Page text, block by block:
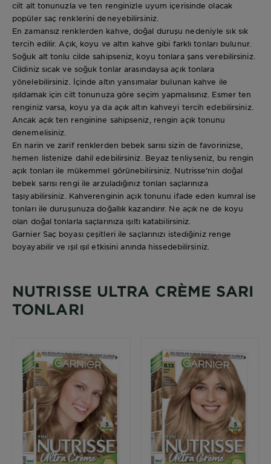
cilt alt tonunuzla ve ten renginizle uyum içerisinde olacak
popüler saç renklerini deneyebilirsiniz.
En zamansız renklerden kahve, doğal duruşu nedeniyle sık sık
tercih edilir. Açık, koyu ve altın kahve gibi farklı tonları bulunur.
Soğuk alt tonlu cilde sahipseniz, koyu tonlara şans verebilirsiniz.
Cildiniz sıcak ve soğuk tonlar arasındaysa açık tonlara
yönelebilirsiniz. İçinde altın yansımalar bulunan kahve ile
ışıldamak için cilt tonunuza göre seçim yapmalısınız. Esmer ten
renginiz varsa, koyu ya da açık altın kahveyi tercih edebilirsiniz.
Ancak açık ten renginine sahipseniz, rengin açık tonunu
denemelisiniz.
En narin ve zarif renklerden bebek sarısı sizin de favorinizse,
hemen listenize dahil edebilirsiniz. Beyaz tenliyseniz, bu rengin
açık tonları ile mükemmel görünebilirsiniz. Nutrisse’nin doğal
bebek sarısı rengi ile arzuladığınız tonları saçlarınıza
taşıyabilirsiniz. Kahverenginin açık tonunu ifade eden kumral ise
tonları ile duruşunuza doğallık kazandırır. Ne açık ne de koyu
olan doğal tonlarla saçlarınıza ışıltı katabilirsiniz.
Garnier Saç boyası çeşitleri ile saçlarınızı istediğiniz renge
boyayabilir ve ışıl ışıl etkisini anında hissedebilirsiniz.
NUTRISSE ULTRA CRÈME SARI
TONLARI